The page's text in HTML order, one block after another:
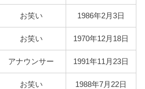
お笑い 1986年2月3日
お笑い 1970年12月18日
アナウンサー 1991年11月23日
お笑い 1988年7月22日